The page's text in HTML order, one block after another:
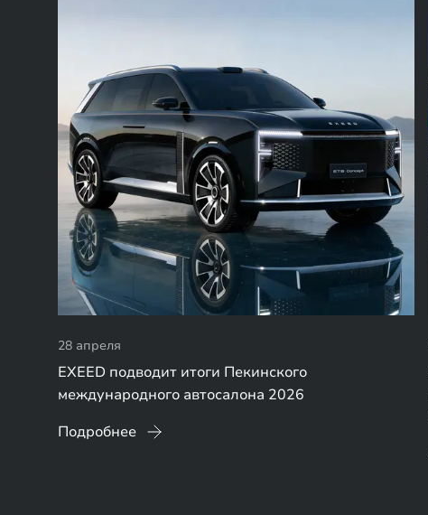
28 апреля
EXEED подводит итоги Пекинского
международного автосалона 2026
Подробнее